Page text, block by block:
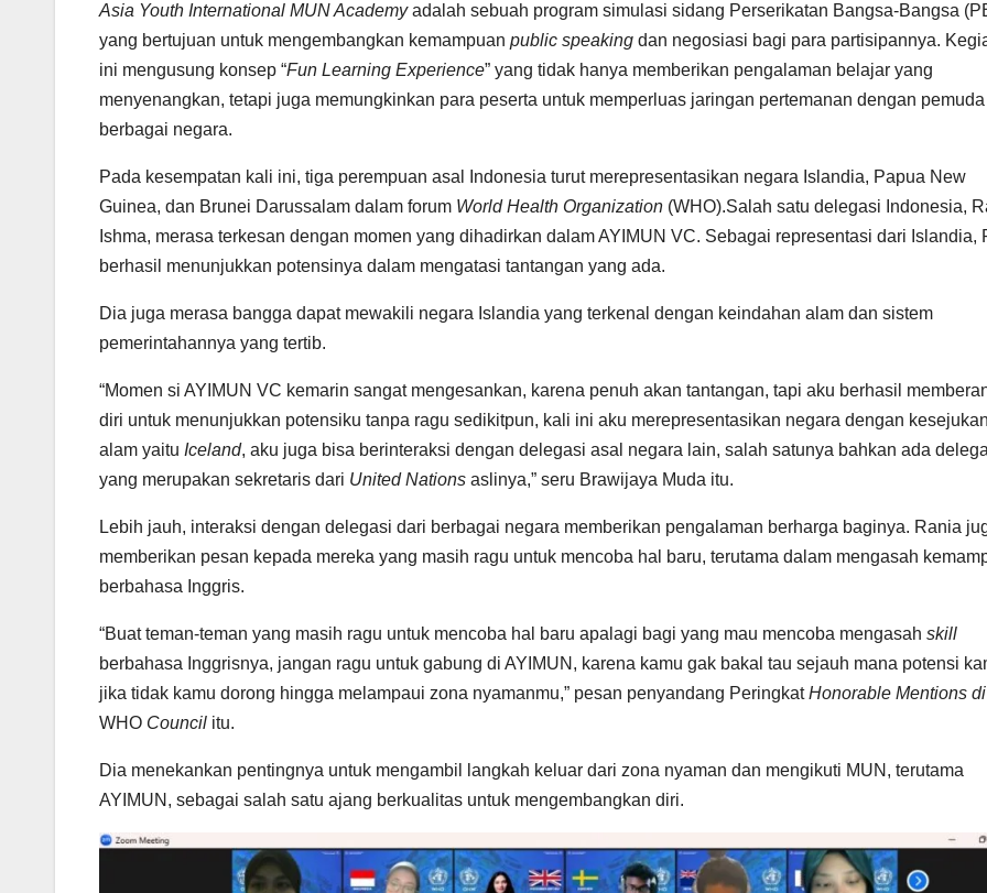
Asia Youth International MUN Academyadalah sebuah program simulasi sidang Perserikatan Bangsa-Bangsa
yang bertujuan untuk mengembangkan kemampuan public speaking dan negosiasi bagi para partisipannya.
ini mengusung konsep “Fun Learning Experience” yang tidak hanya memberikan pengalaman belajar yang
menyenangkan, tetapi juga memungkinkan para peserta untuk memperluas jaringan pertemanan dengan
berbagai negara.
Pada kesempatan kali ini, tiga perempuan asal Indonesia turut merepresentasikan negara Islandia, Papua New
Guinea, dan Brunei Darussalam dalam forum World Health Organization (WHO).Salah satu delegasi Indonesia,
Ishma, merasa terkesan dengan momen yang dihadirkan dalam AYIMUN VC. Sebagai representasi dari Islandia,
berhasil menunjukkan potensinya dalam mengatasi tantangan yang ada.
Dia juga merasa bangga dapat mewakili negara Islandia yang terkenal dengan keindahan alam dan sistem
pemerintahannya yang tertib.
“Momen si AYIMUN VC kemarin sangat mengesankan, karena penuh akan tantangan, tapi aku berhasil
diri untuk menunjukkan potensiku tanpa ragu sedikitpun, kali ini aku merepresentasikan negara dengan
alam yaitu Iceland, aku juga bisa berinteraksi dengan delegasi asal negara lain, salah satunya bahkan ada
yang merupakan sekretaris dari United Nations aslinya,” seru Brawijaya Muda itu.
Lebih jauh, interaksi dengan delegasi dari berbagai negara memberikan pengalaman berharga baginya. Rania
memberikan pesan kepada mereka yang masih ragu untuk mencoba hal baru, terutama dalam mengasah
berbahasa Inggris.
“Buat teman-teman yang masih ragu untuk mencoba hal baru apalagi bagi yang mau mencoba mengasah skill
berbahasa Inggrisnya, jangan ragu untuk gabung di AYIMUN, karena kamu gak bakal tau sejauh mana potensi
jika tidak kamu dorong hingga melampaui zona nyamanmu,” pesan penyandang PeringkatHonorable Mentions di
WHO Council itu.
Dia menekankan pentingnya untuk mengambil langkah keluar dari zona nyaman dan mengikuti MUN, terutama
AYIMUN, sebagai salah satu ajang berkualitas untuk mengembangkan diri.